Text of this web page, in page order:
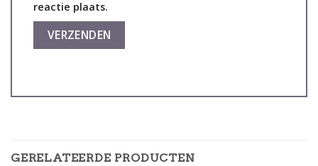
reactie plaats.
GERELATEERDE PRODUCTEN